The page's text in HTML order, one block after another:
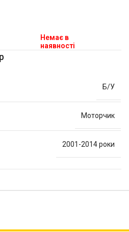
Немає в
наявності
Б/У
Моторчик
2001-2014 роки